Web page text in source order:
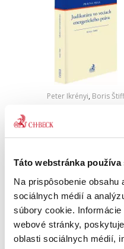
Táto webstránka
Na prispôsobenie
sociálnych médií a
súbory cookie.
webové stránky,
oblasti sociálnych médií,
Peter Ikrényi, Boris
37,14 €
a slúži ako pomôcka
normami